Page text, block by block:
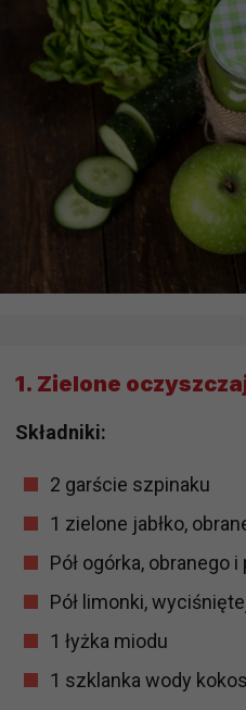
1. Zielone
Składniki:
2 garście szpinaku
1 zielone jabłko,
Pół ogórka, obranego
Pół limonki,
1 łyżka miodu
1 szklanka wody